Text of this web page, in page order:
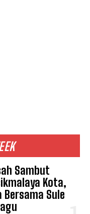
Sambut
Kota,
Bersama Sule